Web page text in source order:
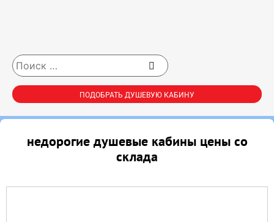
ПОДОБРАТЬ ДУШЕВУЮ КАБИНУ
недорогие душевые кабины цены со
склада